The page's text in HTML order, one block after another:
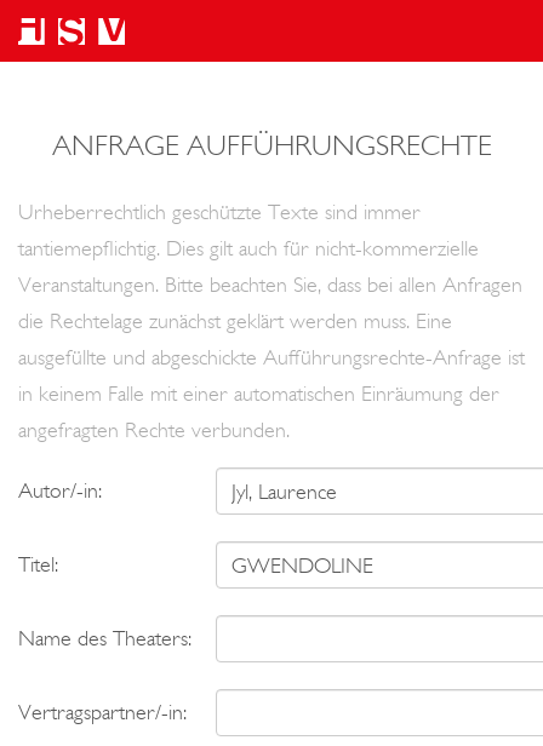
ANFRAGE AUFFÜHRUNGSRECHTE
Urheberrechtlich geschützte Texte sind immer
tantiemepflichtig. Dies gilt auch für nicht-kommerzielle
Veranstaltungen. Bitte beachten Sie, dass bei allen Anfragen
die Rechtelage zunächst geklärt werden muss. Eine
ausgefüllte und abgeschickte Aufführungsrechte-Anfrage ist
in keinem Falle mit einer automatischen Einräumung der
angefragten Rechte verbunden.
Autor/-in:
Titel:
Name des Theaters:
Vertragspartner/-in: